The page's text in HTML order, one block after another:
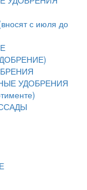
с июля до
УДОБРЕНИЯ